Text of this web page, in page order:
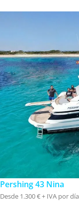
Pershing 43 Nina
Desde 1.300 € + IVA por día